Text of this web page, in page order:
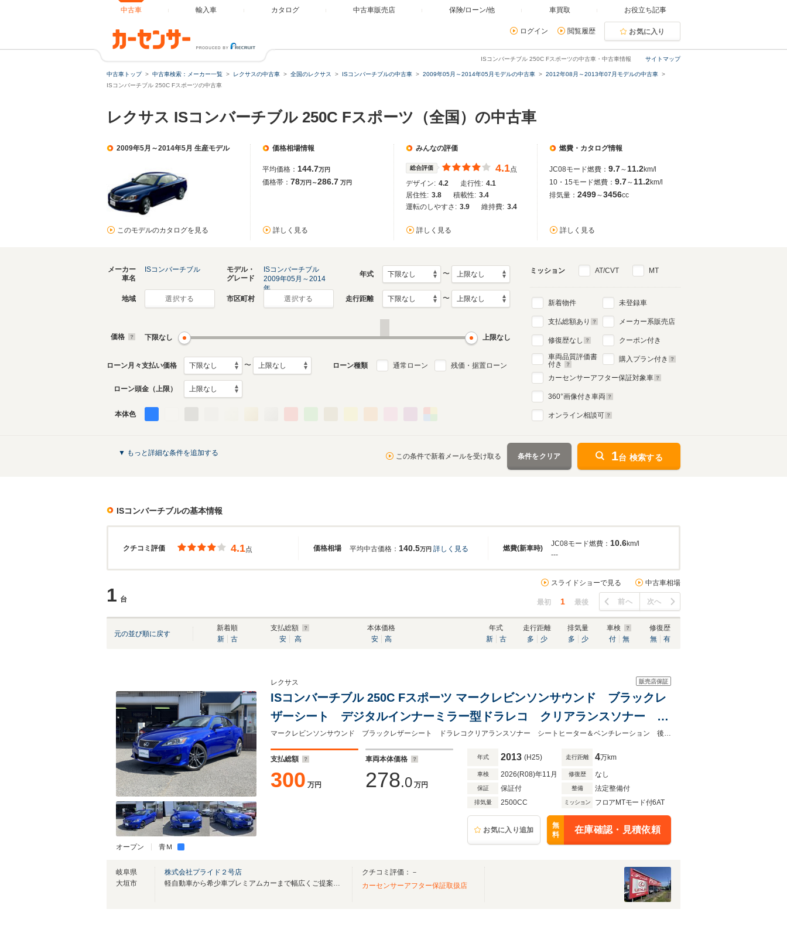
中古車 輸入車 カタログ 中古車販売店 保険/ローン/他 車買取 お役立ち記事
ログイン 閲覧履歴 お気に入り
サイトマップ
ISコンバーチブル 250C Fスポーツの中古車・中古車情報
中古車トップ 中古車検索：メーカー一覧 レクサスの中古車 全国のレクサス ISコンバーチブルの中古車 2009年05月～2014年05月モデルの中古車
2012年08月～2013年07月モデルの中古車
ISコンバーチブル 250C Fスポーツの中古車
レクサス ISコンバーチブル 250C Fスポーツ（全国）の中古車
2009年5月～2014年5月 生産モデル
このモデルのカタログを見る
価格相場情報
平均価格： 144.7万円
価格帯： 78万円～286.7 万円
詳しく見る
みんなの評価
総合評価 4.1点
デザイン: 4.2 走行性: 4.1
居住性: 3.8 積載性: 3.4
運転のしやすさ: 3.9 維持費: 3.4
詳しく見る
燃費・カタログ情報
JC08モード燃費： 9.7～ 11.2km/l
10・15モード燃費： 9.7～ 11.2km/l
排気量： 2499～3456cc
詳しく見る
メーカー
車名
ISコンバーチブル
モデル・
グレード
ISコンバーチブル
2009年05月～2014
年...
年式 〜
地域 選択する 市区町村 選択する 走行距離 〜
価格 下限なし 上限なし
ローン月々支払い価格 〜 ローン種類 通常ローン 残価・据置ローン
ローン頭金（上限）
本体色
ミッション AT/CVT MT
新着物件
支払総額あり
修復歴なし
車両品質評価書
付き
未登録車
メーカー系販売店
クーポン付き
購入プラン付き
カーセンサーアフター保証対象車
360°画像付き車両
オンライン相談可
▼ もっと詳細な条件を追加する この条件で新着メールを受け取る 条件をクリア 1台 検索する
ISコンバーチブルの基本情報
クチコミ評価 価格相場 燃費(新車時)
4.1点 平均中古価格： 140.5万円 詳しく見る
JC08モード燃費： 10.6km/l
---
1 台
スライドショーで見る 中古車相場
最初 1 最後 前へ 次へ
元の並び順に戻す
新着順
新
古
支払総額
安
高
本体価格
安
高
年式
新
古
走行距離
多
少
排気量
多
少
車検
付
無
修復歴
無
有
オープン 青Ｍ
販売店保証
レクサス
ISコンバーチブル 250C Fスポーツ マークレビンソンサウンド ブラックレ
ザーシート デジタルインナーミラー型ドラレコ クリアランスソナー シ
ートヒーター&ベンチレーション 後期モデル 純正ナビ フルセグTV バ
ックカメラ ETC HID
マークレビンソンサウンド ブラックレザーシート ドラレコクリアランスソナー シートヒーター＆ベンチレーション 後期モデル 純正ナビ フルセグＴＶ
支払総額
300 万円
車両本体価格
278.0 万円
年式 2013 (H25) 走行距離 4万km
車検 2026(R08)年11月 修復歴 なし
保証 保証付 整備 法定整備付
排気量 2500CC ミッション フロアMTモード付6AT
お気に入り追加
無
料
在庫確認・見積依頼
岐阜県
大垣市
株式会社プライド２号店
軽自動車から希少車プレミアムカーまで幅広くご提案が可能です。
クチコミ評価：－
カーセンサーアフター保証取扱店